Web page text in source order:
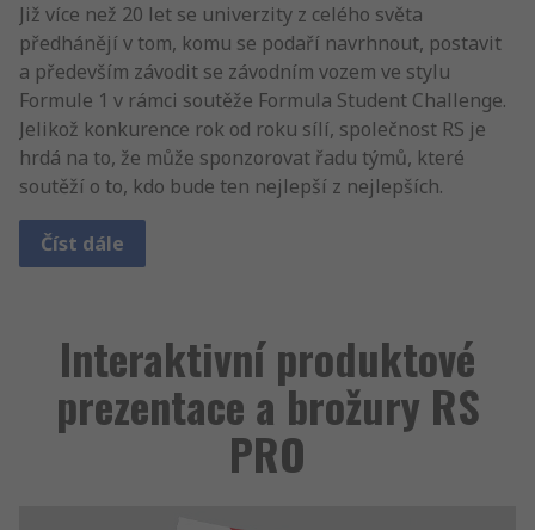
Již více než 20 let se univerzity z celého světa
předhánějí v tom, komu se podaří navrhnout, postavit
a především závodit se závodním vozem ve stylu
Formule 1 v rámci soutěže Formula Student Challenge.
Jelikož konkurence rok od roku sílí, společnost RS je
hrdá na to, že může sponzorovat řadu týmů, které
soutěží o to, kdo bude ten nejlepší z nejlepších.
Číst dále
Interaktivní produktové
prezentace a brožury RS
PRO